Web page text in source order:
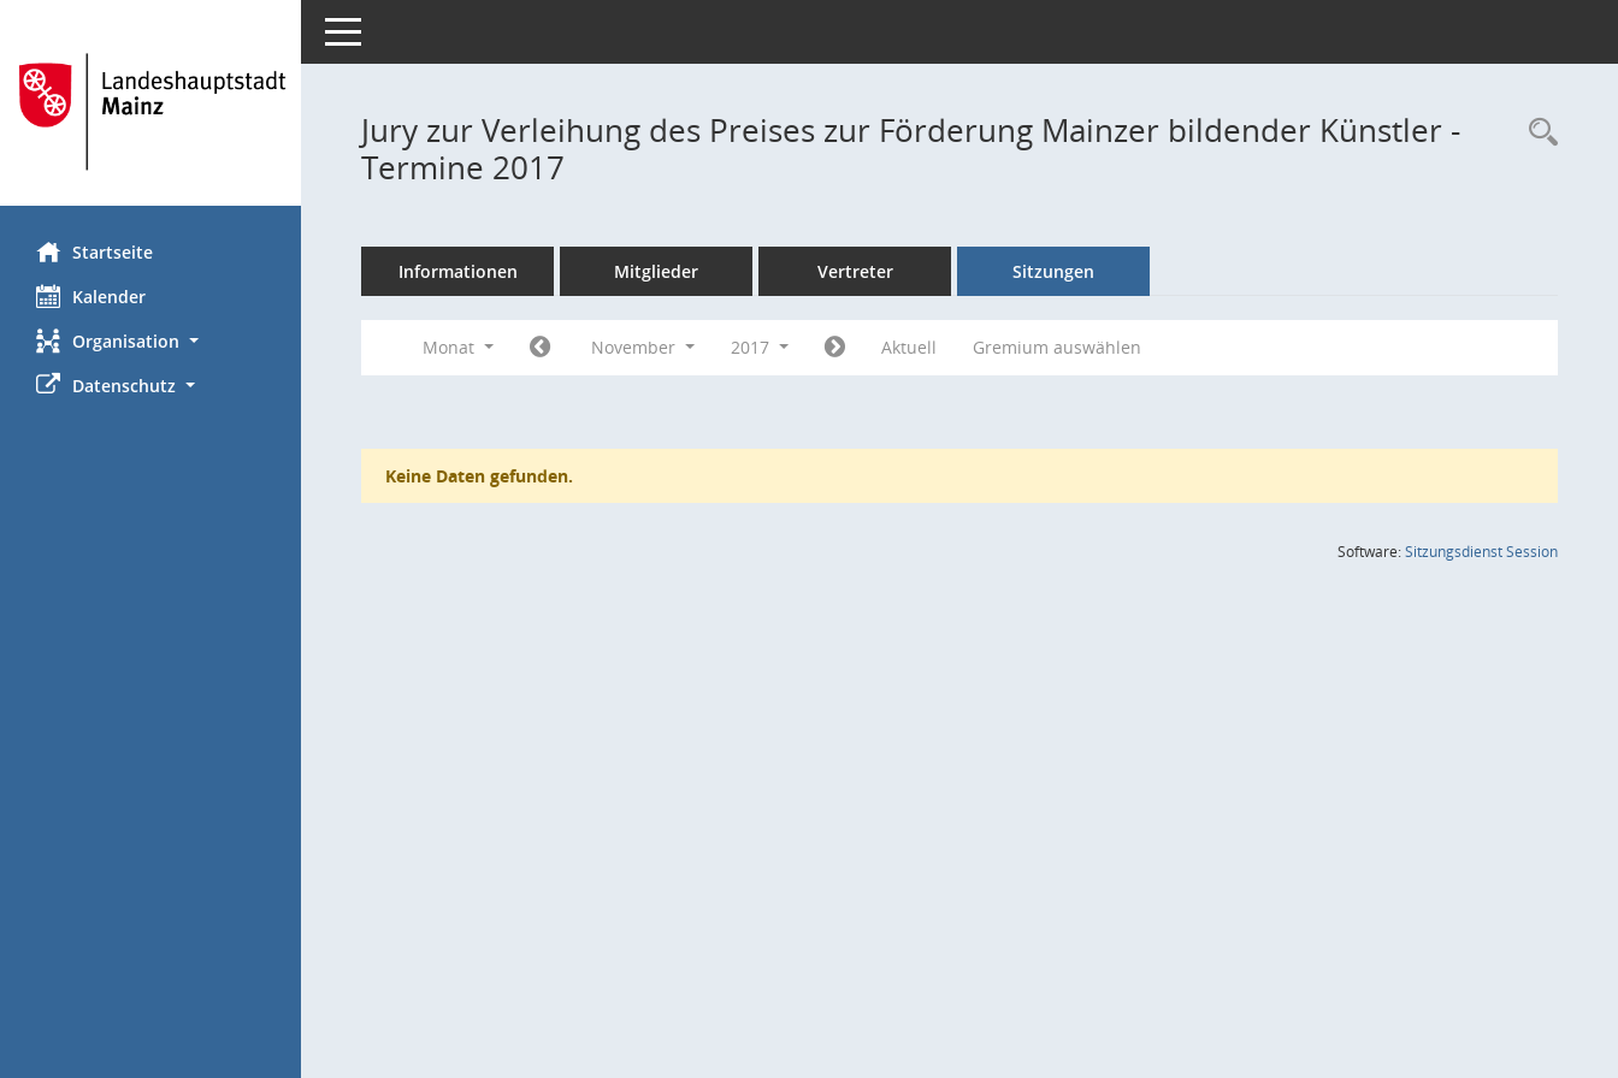
Startseite
Kalender
Organisation
Datenschutz
Toggle navigation
Jury zur Verleihung des Preises zur Förderung Mainzer bildender Künstler -
Termine 2017
Informationen Mitglieder Vertreter Sitzungen
Monat November 2017 Aktuell Gremium auswählen
Keine Daten gefunden.
Software:SitzungsdienstSession(Wird in